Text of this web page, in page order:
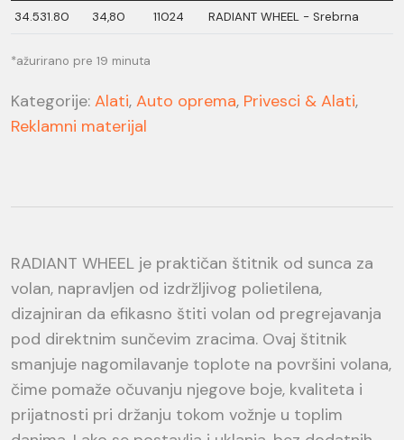
34.531.80 34,80 11024 RADIANT WHEEL - Srebrna
*ažurirano pre 19 minuta
Kategorije: Alati, Auto oprema, Privesci & Alati,
Reklamni materijal
RADIANT WHEEL je praktičan štitnik od sunca za
volan, napravljen od izdržljivog polietilena,
dizajniran da efikasno štiti volan od pregrejavanja
pod direktnim sunčevim zracima. Ovaj štitnik
smanjuje nagomilavanje toplote na površini volana,
čime pomaže očuvanju njegove boje, kvaliteta i
prijatnosti pri držanju tokom vožnje u toplim